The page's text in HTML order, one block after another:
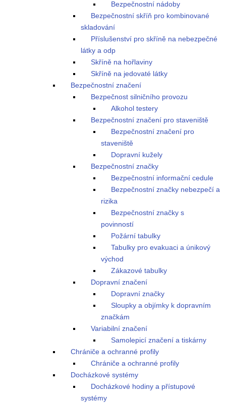
Bezpečnostní nádoby
Bezpečnostní skříň pro kombinované
skladování
Příslušenství pro skříně na nebezpečné
látky a odp
Skříně na hořlaviny
Skříně na jedovaté látky
Bezpečnostní značení
Bezpečnost silničního provozu
Alkohol testery
Bezpečnostní značení pro staveniště
Bezpečnostní značení pro
staveniště
Dopravní kužely
Bezpečnostní značky
Bezpečnostní informační cedule
Bezpečnostní značky nebezpečí a
rizika
Bezpečnostní značky s
povinností
Požární tabulky
Tabulky pro evakuaci a únikový
východ
Zákazové tabulky
Dopravní značení
Dopravní značky
Sloupky a objímky k dopravním
značkám
Variabilní značení
Samolepicí značení a tiskárny
Chrániče a ochranné profily
Chrániče a ochranné profily
Docházkové systémy
Docházkové hodiny a přístupové
systémy